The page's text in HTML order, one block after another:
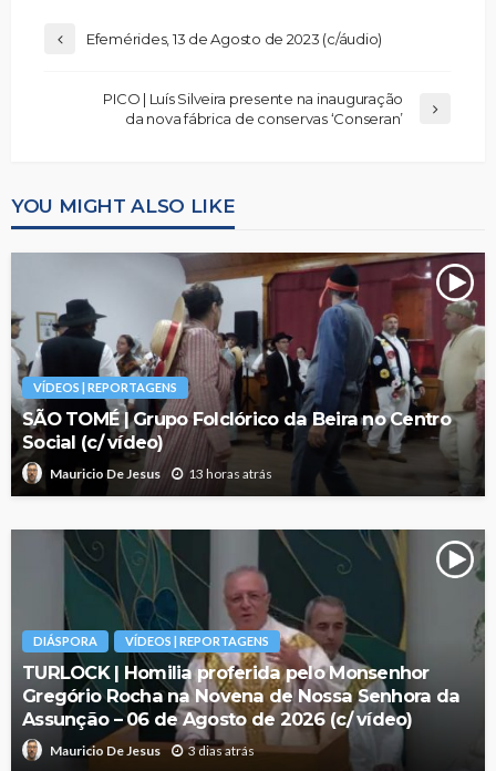
Efemérides, 13 de Agosto de 2023 (c/áudio)
PICO | Luís Silveira presente na inauguração
da nova fábrica de conservas ‘Conseran’
YOU MIGHT ALSO LIKE
VÍDEOS | REPORTAGENS
SÃO TOMÉ | Grupo Folclórico da Beira no Centro
Social (c/ vídeo)
Mauricio De Jesus 13 horas atrás
DIÁSPORA VÍDEOS | REPORTAGENS
TURLOCK | Homilia proferida pelo Monsenhor
Gregório Rocha na Novena de Nossa Senhora da
Assunção – 06 de Agosto de 2026 (c/ vídeo)
Mauricio De Jesus 3 dias atrás